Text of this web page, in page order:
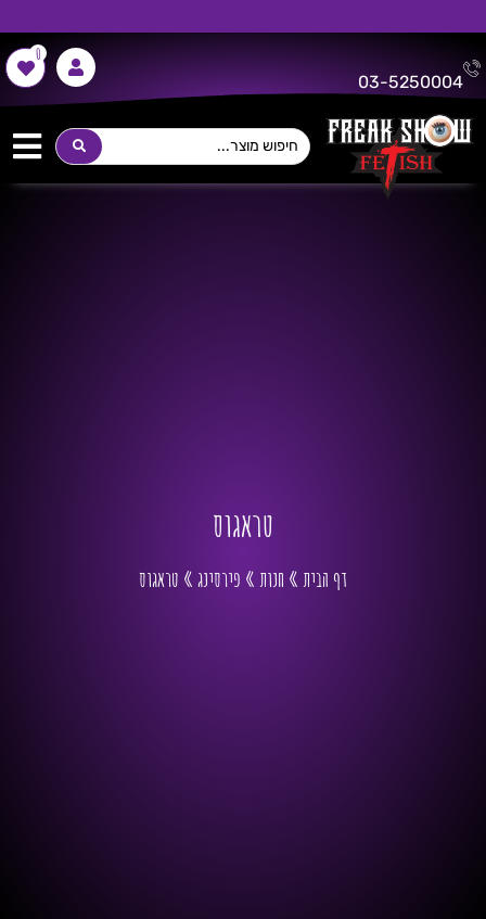
משלוח חינם על כל רכישה מעל 300 ש"ח!
03-5250004
0
טראגוס
דף הבית » חנות » פירסינג » טראגוס